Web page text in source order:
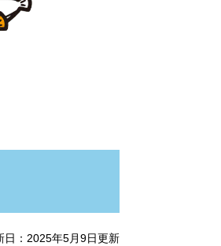
日：2025年5月9日更新